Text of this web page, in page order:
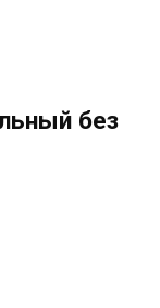
без